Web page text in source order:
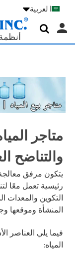
ا لعربية
Search
Keyword:
 person
متاجر
والتناضح
يتكون مرفق
رئيسية تعمل معًا
التكوين والمعدات
المنشأة وموقعها
فيما يلي العناصر
المياه: